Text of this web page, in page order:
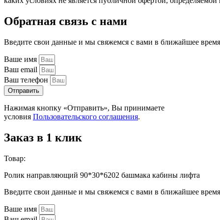
Обратная связь с нами
Введите свои данные и мы свяжемся с вами в ближайшее время
Ваше имя
Ваш email
Ваш телефон
Отправить
Нажимая кнопку «Отправить», Вы принимаете
условия Пользовательского соглашения.
Заказ в 1 клик
Товар:
Ролик направляющий 90*30*6202 башмака кабины лифта
Введите свои данные и мы свяжемся с вами в ближайшее время
Ваше имя